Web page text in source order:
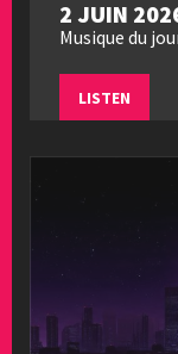
2 JUIN
Musique du
LISTEN